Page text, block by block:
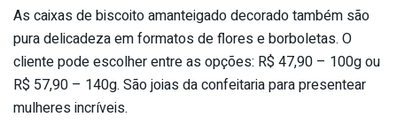
As caixas de biscoito amanteigado decorado também são
pura delicadeza em formatos de flores e borboletas. O
cliente pode escolher entre as opções: R$ 47,90 – 100g ou
R$ 57,90 – 140g. São joias da confeitaria para presentear
mulheres incríveis.